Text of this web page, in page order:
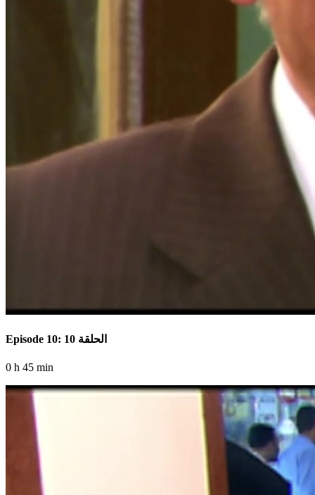
Episode 10: الحلقة 10
0 h 45 min